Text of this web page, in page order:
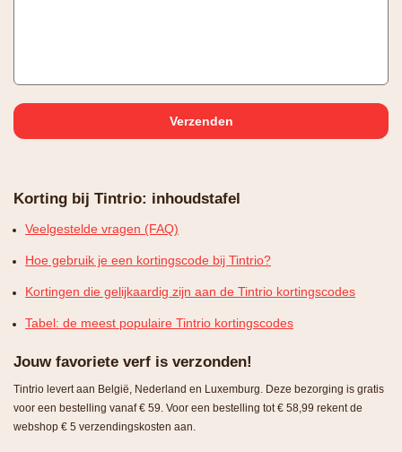
Korting bij Tintrio: inhoudstafel
Veelgestelde vragen (FAQ)
Hoe gebruik je een kortingscode bij Tintrio?
Kortingen die gelijkaardig zijn aan de Tintrio kortingscodes
Tabel: de meest populaire Tintrio kortingscodes
Jouw favoriete verf is verzonden!
Tintrio levert aan België, Nederland en Luxemburg. Deze bezorging is gratis
voor een bestelling vanaf € 59. Voor een bestelling tot € 58,99 rekent de
webshop € 5 verzendingskosten aan.